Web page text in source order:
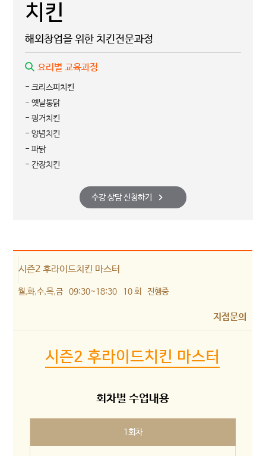
치킨
해외창업을 위한 치킨전문과정
요리별 교육과정
- 크리스피치킨
- 옛날통닭
- 핑거치킨
- 양념치킨
- 파닭
- 간장치킨
수강 상담 신청하기
시즌2 후라이드치킨 마스터
월,화,수,목,금 09:30~18:30 10 회
지점문의
진행중
시즌2 후라이드치킨 마스터
회차별 수업내용
1회차